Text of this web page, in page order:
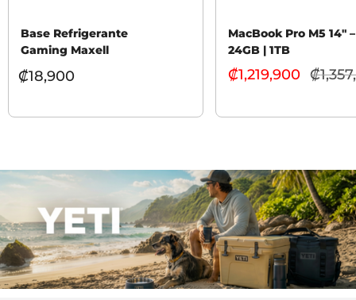
Base Refrigerante
Gaming Maxell
₡18,900
MacBook Pro M5 14″ –
24GB | 1TB
₡1,219,900 ₡